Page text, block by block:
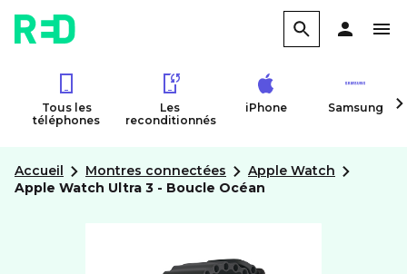
Tous les
téléphones
Les
reconditionnés
iPhone Samsung
Accueil Montres connectées
Apple Watch
Apple Watch Ultra 3 - Boucle Océan